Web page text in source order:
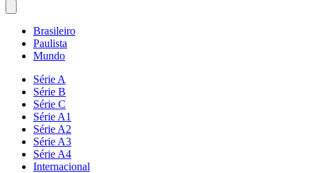
Brasileiro
Paulista
Mundo
Série A
Série B
Série C
Série A1
Série A2
Série A3
Série A4
Internacional